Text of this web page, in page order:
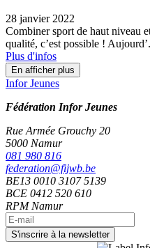
28 janvier 2022
Combiner sport de haut niveau
qualité, c’est possible !
Plus d'infos
En afficher plus
Infor Jeunes
Fédération Infor Jeunes
Rue Armée Grouchy 20
5000 Namur
081 980 816
federation@fijwb.be
BE13 0010 3107 5139
BCE 0412 520 610
RPM Namur